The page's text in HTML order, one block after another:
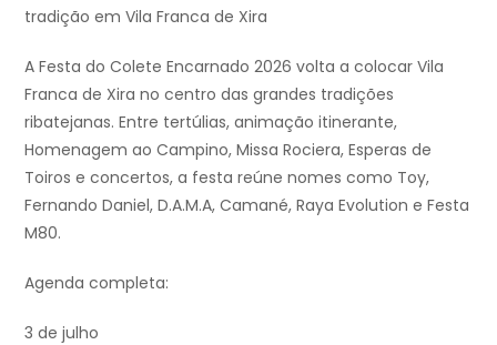
tradição em Vila Franca de Xira
A Festa do Colete Encarnado 2026 volta a colocar Vila
Franca de Xira no centro das grandes tradições
ribatejanas. Entre tertúlias, animação itinerante,
Homenagem ao Campino, Missa Rociera, Esperas de
Toiros e concertos, a festa reúne nomes como Toy,
Fernando Daniel, D.A.M.A, Camané, Raya Evolution e Festa
M80.
Agenda completa:
3 de julho